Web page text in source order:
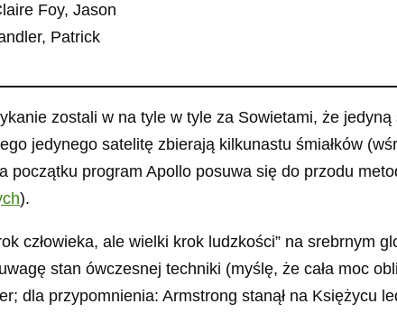
Foy, Jason
Patrick
zostali w na tyle w tyle za Sowietami, że
jedynego satelitę zbierają kilkunastu śmiałków
program Apollo posuwa się do przodu
).
człowieka, ale wielki krok ludzkości” na srebrnym
stan ówczesnej techniki (myślę, że cała moc
dla przypomnienia: Armstrong stanął na Księżycu